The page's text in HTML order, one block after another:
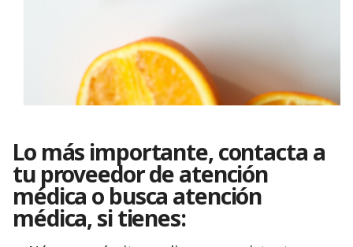
Lo más importante, contacta a
tu proveedor de atención
médica o busca atención
médica, si tienes: